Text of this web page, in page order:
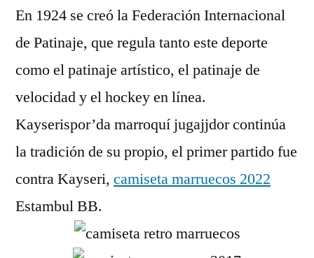
En 1924 se creó la Federación Internacional
de Patinaje, que regula tanto este deporte
como el patinaje artístico, el patinaje de
velocidad y el hockey en línea.
Kayserispor’da marroquí jugajjdor continúa
la tradición de su propio, el primer partido fue
contra Kayseri, camiseta marruecos 2022
Estambul BB.